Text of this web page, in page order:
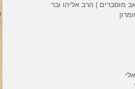
מוסברים | הרב אליהו ובר